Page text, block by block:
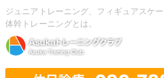
ジュニアトレーニング、フィギュアスケ
体幹トレーニングとは。